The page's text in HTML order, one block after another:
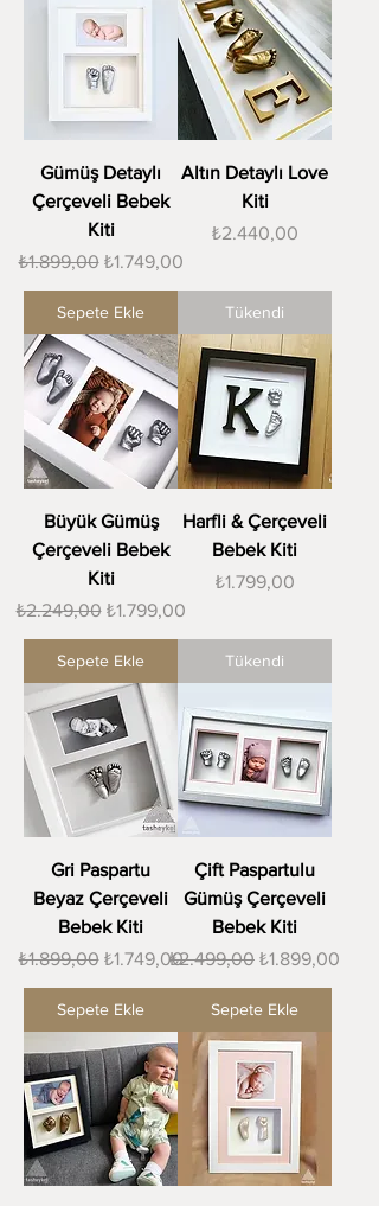
Gümüş Detaylı
Çerçeveli Bebek
Kiti
Normal Fiyat
₺1.899,00 İndirimli Fiyat
₺1.749,00
Sepete Ekle
Altın Detaylı Love
Kiti
Fiyat
₺2.440,00
Tükendi
Büyük Gümüş
Çerçeveli Bebek
Kiti
Normal Fiyat
₺2.249,00 İndirimli Fiyat
₺1.799,00
Sepete Ekle
Harfli & Çerçeveli
Bebek Kiti
Fiyat
₺1.799,00
Tükendi
Gri Paspartu
Beyaz Çerçeveli
Bebek Kiti
Normal Fiyat
₺1.899,00 İndirimli Fiyat
₺1.749,00
Sepete Ekle
Çift Paspartulu
Gümüş Çerçeveli
Bebek Kiti
Normal Fiyat
₺2.499,00 İndirimli Fiyat
₺1.899,00
Sepete Ekle